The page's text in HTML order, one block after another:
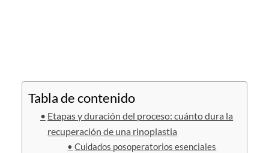
Tabla de contenido
Etapas y duración del proceso: cuánto dura la
recuperación de una rinoplastia
Cuidados posoperatorios esenciales